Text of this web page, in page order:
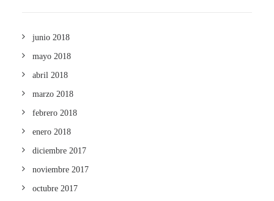
junio 2018
mayo 2018
abril 2018
marzo 2018
febrero 2018
enero 2018
diciembre 2017
noviembre 2017
octubre 2017